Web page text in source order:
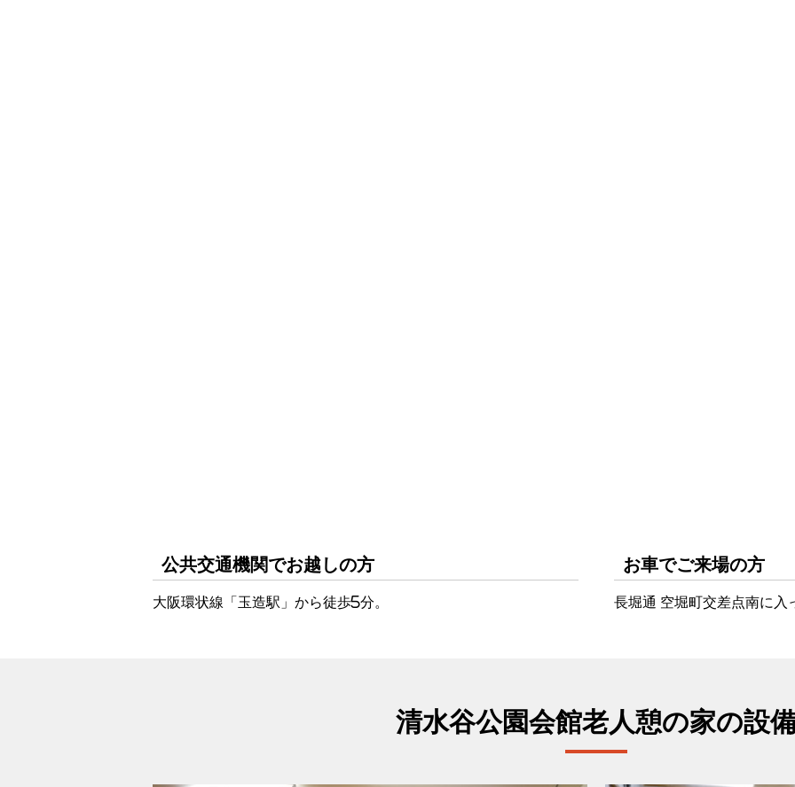
公共交通機関でお越しの方
大阪環状線「玉造駅」から徒歩5分。
お車でご来場の方
長堀通 空堀町交差点南に入
清水谷公園会館老人憩の家の設